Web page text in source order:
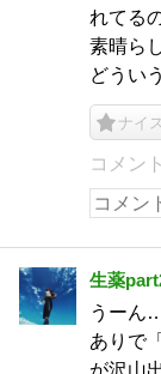
れてる
素晴ら
どうい
ナイス
コメン
生薬
うーん
ありで
が沢山